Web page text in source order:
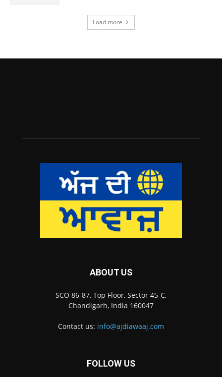
Load more
ABOUT US
SCO 86-87, Top Floor, Sector 45-C,
Chandigarh, India 160047
Contact us: info@ajdiawaaj.com
FOLLOW US